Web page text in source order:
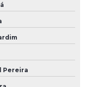
Pereira